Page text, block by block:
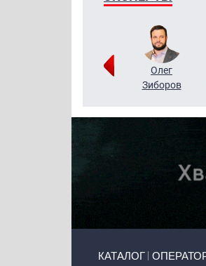
Григорий
Олег
Зиборов
КАТАЛОГ